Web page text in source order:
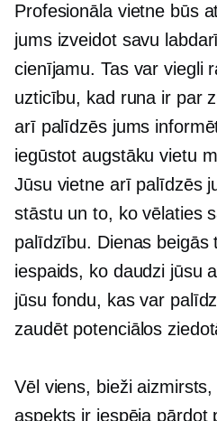
Profesionāla vietne būs
jums izveidot savu
cienījamu. Tas var viegli
uzticību, kad runa ir par
arī palīdzēs jums
iegūstot augstāku vietu
Jūsu vietne arī palīdzēs
stāstu un to, ko vēlaties
palīdzību. Dienas beigās
iespaids, ko daudzi jūsu
jūsu fondu, kas var
zaudēt potenciālos
Vēl viens, bieži
aspekts ir iespēja pārdot